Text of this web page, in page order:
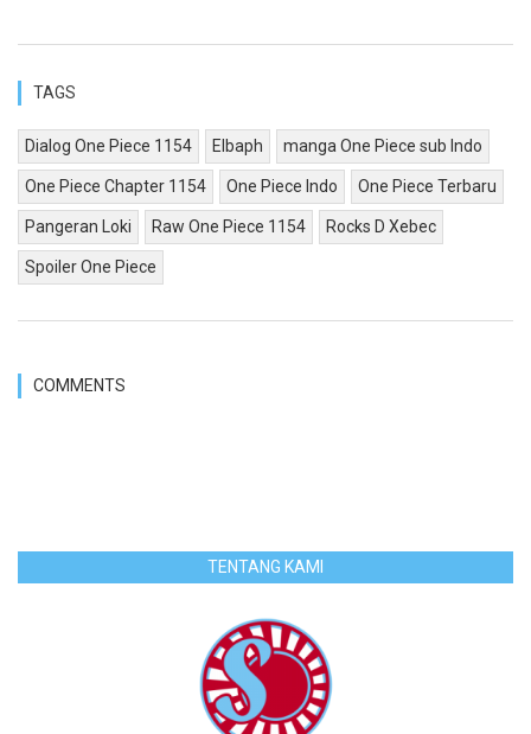
TAGS
Dialog One Piece 1154 Elbaph manga One Piece sub Indo
One Piece Chapter 1154 One Piece Indo One Piece Terbaru
Pangeran Loki Raw One Piece 1154 Rocks D Xebec
Spoiler One Piece
COMMENTS
TENTANG KAMI